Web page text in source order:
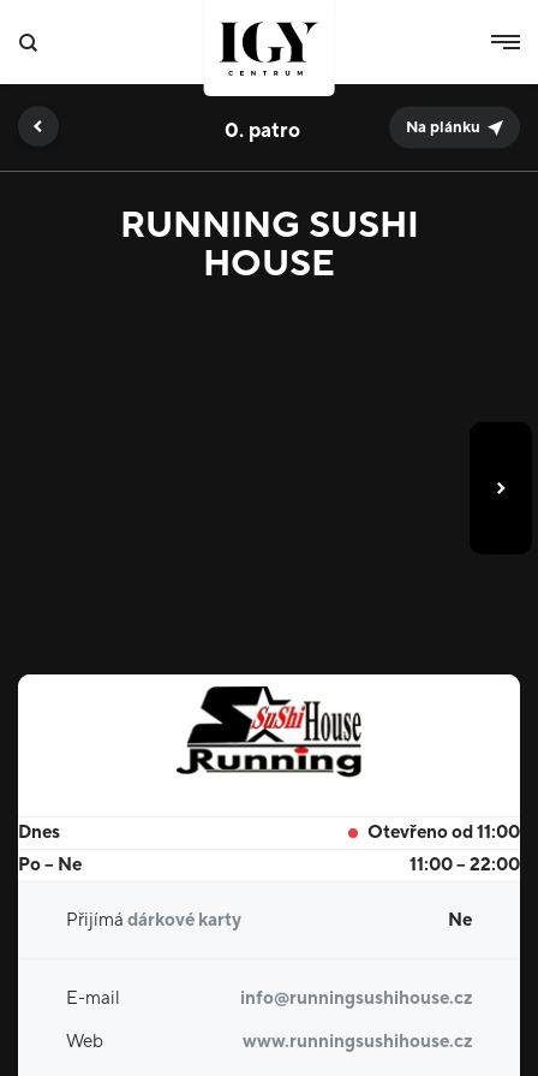
RUNNING SUSHI
HOUSE
0. Na plánku
Dnes
Otevřeno od 11:00
Po – Ne
11:00 – 22:00
Přijímá dárkové karty Ne
E-mail
info@runningsushihouse.cz
Web
www.runningsushihouse.cz